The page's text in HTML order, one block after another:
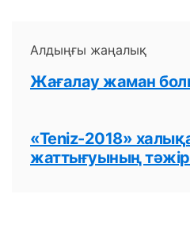
Алдыңғы жаңалық
Жағалау жаман
«Teniz-2018»
жаттығуының